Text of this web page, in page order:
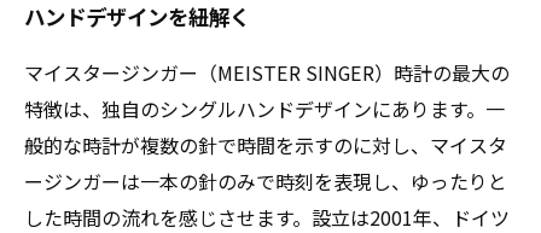
納得の買取価格で手放すために！マイスタージ
ンガー時計買取の成功ストーリー
マイスタージンガー時計買取で損をしないため
のチェックポイント７選
買取専門店が教える！マイスタージンガー時計
を高く売るための最終ガイド
ハンドデザインを紐解く
マイスタージンガー（MEISTER SINGER）時計の最大の
特徴は、独自のシングルハンドデザインにあります。一
般的な時計が複数の針で時間を示すのに対し、マイスタ
ージンガーは一本の針のみで時刻を表現し、ゆったりと
した時間の流れを感じさせます。設立は2001年、ドイツ